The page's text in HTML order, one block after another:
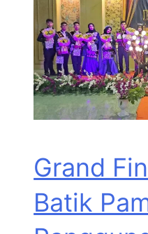
Grand
Batik